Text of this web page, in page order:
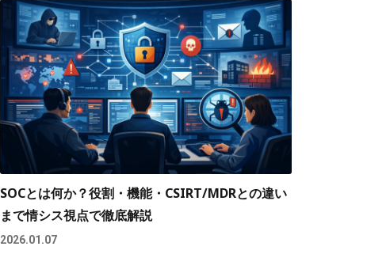
SOCとは何か？役割・機能・CSIRT/MDRとの違い
まで情シス視点で徹底解説
2026.01.07